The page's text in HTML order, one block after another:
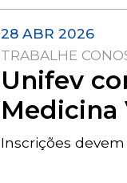
28 ABR 2026
TRABALHE
Unifev
Medicina
Inscrições